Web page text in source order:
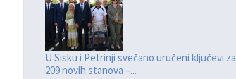
U Sisku i Petrinji svečano uručeni ključevi za
209 novih stanova –...